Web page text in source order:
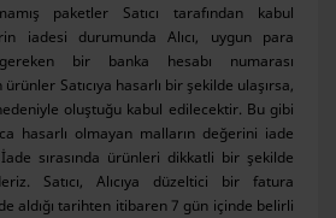
paketler Satıcı tarafından kabul
iadesi durumunda Alıcı, uygun para
bir banka hesabı numarası
Satıcıya hasarlı bir şekilde ulaşırsa,
nedeniyle oluştuğu kabul edilecektir. Bu gibi
hasarlı olmayan malların değerini iade
sırasında ürünleri dikkatli bir şekilde
Satıcı, Alıcıya düzeltici bir fatura
aldığı tarihten itibaren 7 gün içinde belirli